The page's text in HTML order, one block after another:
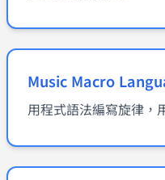
Music Macro
用程式語法編寫旋律，